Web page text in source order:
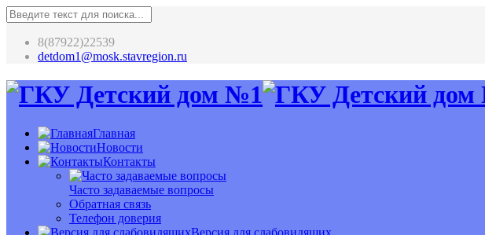
8(87922)22539
detdom1@mosk.stavregion.ru
Главная
Новости
Контакты
Часто задаваемые вопросы
Обратная связь
Телефон доверия
Версия для слабовидящих